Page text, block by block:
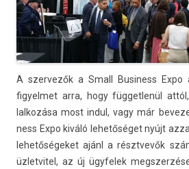
A szer­vezők a Small Busi­ness Expo
figyel­met arra, hogy füg­getlenül
lalkozása most indul, vagy már
ness Expo kiváló lehetőséget nyújt
lehetőségeket ajánl a résztvevők
üzlet­vitel, az új ügyfelek